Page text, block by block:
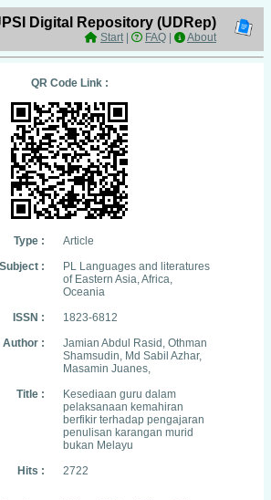
Digital Repository (UDRep)
Start| FAQ About
QR Code Link :
Type :
Article
Subject :
PL Languages and literatures
of Eastern Asia, Africa,
Oceania
ISSN :
1823-6812
Author :
Jamian Abdul Rasid, Othman
Shamsudin, Md Sabil Azhar,
Masamin Juanes,
Title :
Kesediaan guru dalam
pelaksanaan kemahiran
berfikir terhadap pengajaran
penulisan karangan murid
bukan Melayu
Hits :
2722